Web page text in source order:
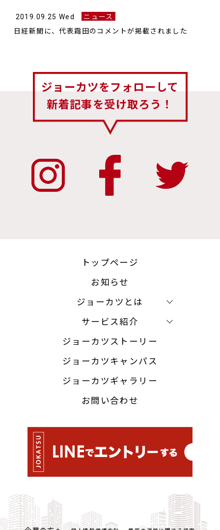
2019.09.25 Wed
ニュース
日経新聞に、代表霜田のコメントが掲載されました
ジョーカツをフォローして
新着記事を受け取ろう！
トップページ
お知らせ
ジョーカツとは
サービス紹介
ジョーカツストーリー
ジョーカツキャンパス
ジョーカツギャラリー
お問い合わせ